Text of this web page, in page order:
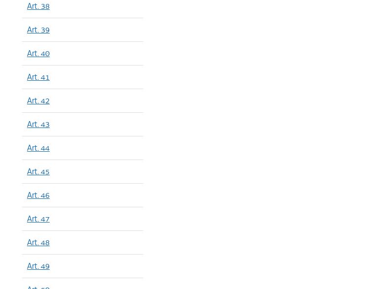
Art. 38
Art. 39
Art. 40
Art. 41
Art. 42
Art. 43
Art. 44
Art. 45
Art. 46
Art. 47
Art. 48
Art. 49